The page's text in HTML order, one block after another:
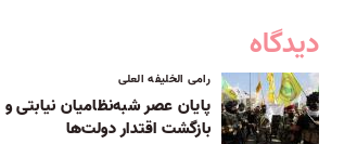
دیدگاه
رامی الخلیفه العلی
پایان عصر شبه‌نظامیان نیابتی و
بازگشت اقتدار دولت‌ها